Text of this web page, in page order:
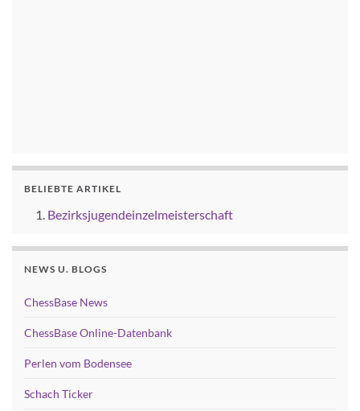
BELIEBTE ARTIKEL
Bezirksjugendeinzelmeisterschaft
NEWS U. BLOGS
ChessBase News
ChessBase Online-Datenbank
Perlen vom Bodensee
Schach Ticker